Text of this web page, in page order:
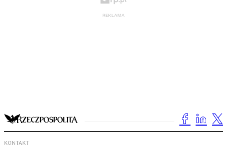
KONTAKT